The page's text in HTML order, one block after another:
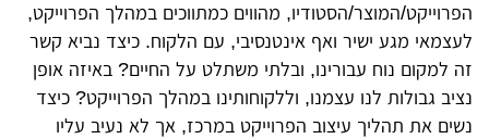
הפרוייקט/המוצר/הסטודיו, מהווים כמתווכים במהלך הפרוייקט,
לעצמאי מגע ישיר ואף אינטנסיבי, עם הלקוח. כיצד נביא קשר
זה למקום נוח עבורינו, ובלתי משתלט על החיים? באיזה אופן
נציב גבולות לנו עצמנו, וללקוחותינו במהלך הפרוייקט? כיצד
נשים את תהליך עיצוב הפרוייקט במרכז, אך לא נעיב עליו